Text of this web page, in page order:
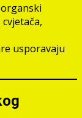
usporavaju